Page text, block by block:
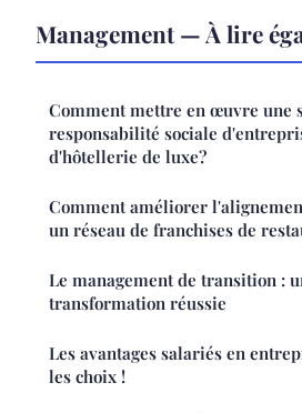
Management — À lire
Comment mettre en œuvre une
responsabilité sociale
d'hôtellerie de luxe?
Comment améliorer
un réseau de franchises de
Le management de transition :
transformation réussie
Les avantages salariés en
les choix !